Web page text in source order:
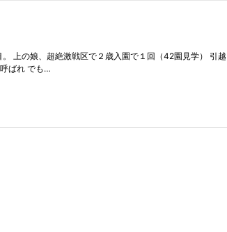
上の娘、超絶激戦区で２歳入園で１回（42園見学）
ばれ でも…